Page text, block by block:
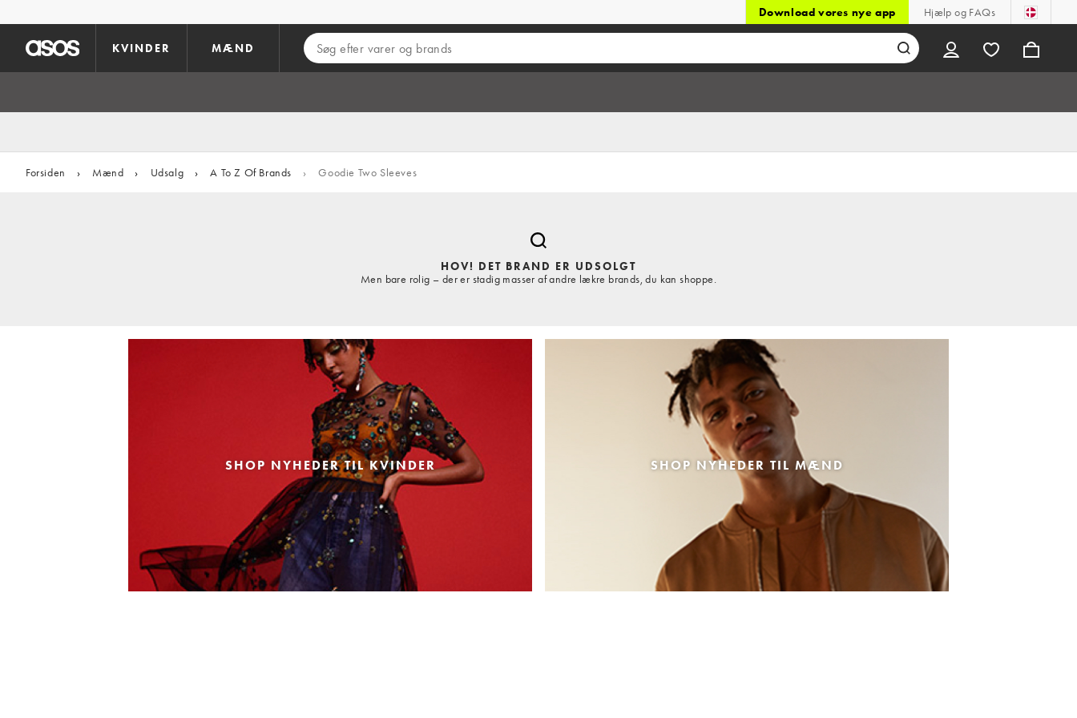
Download vores nye app Hjælp og FAQs
KVINDER MÆND
Forsiden › Mænd › Udsalg › A To Z Of Brands › Goodie Two Sleeves
HOV! DET BRAND ER UDSOLGT
Men bare rolig – der er stadig masser af andre lækre brands, du kan shoppe.
SHOP NYHEDER TIL KVINDER SHOP NYHEDER TIL MÆND